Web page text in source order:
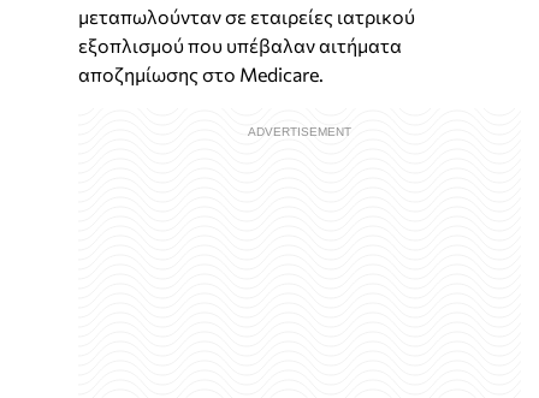
μεταπωλούνταν σε εταιρείες ιατρικού
εξοπλισμού που υπέβαλαν αιτήματα
αποζημίωσης στο Medicare.